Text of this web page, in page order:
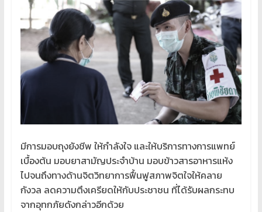
มีการมอบถุงยังชีพ ให้กำลังใจ และให้บริการทางการแพทย์
เบื้องต้น มอบยาสามัญประจำบ้าน มอบข้าวสารอาหารแห้ง
ไปจนถึงทางด้านจิตวิทยาการฟื้นฟูสภาพจิตใจให้คลาย
กังวล ลดความตึงเครียดให้กับประชาชน ที่ได้รับผลกระทบ
จากอุทกภัยดังกล่าวอีกด้วย